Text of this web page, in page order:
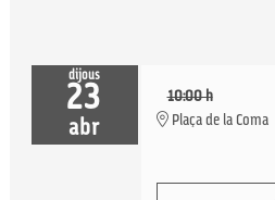
dijous
23
abr
10:00 h
Plaça de la Coma